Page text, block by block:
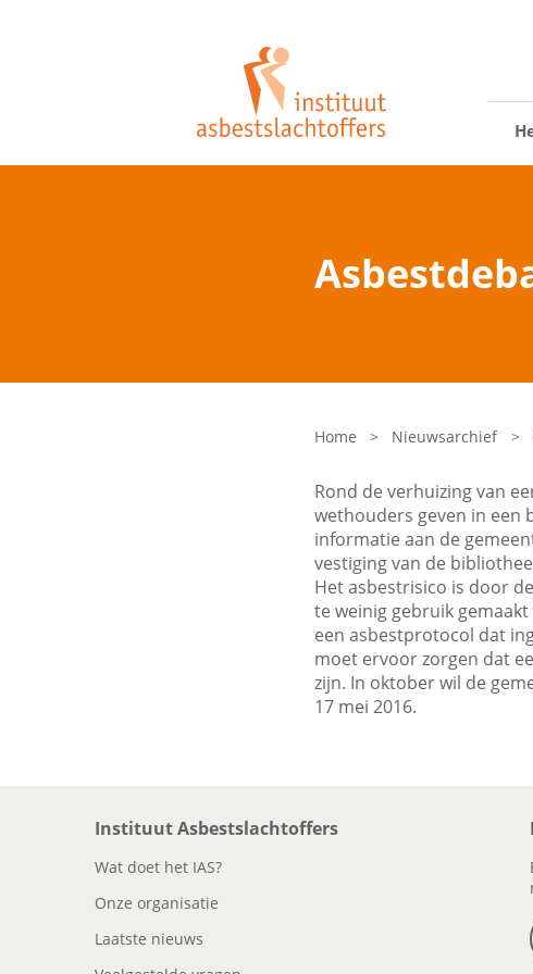
Home > Nieuwsarchief >
Rond de verhuizing van
wethouders geven in een
informatie aan de
vestiging van de
Het asbestrisico is door
te weinig gebruik
een asbestprotocol dat
moet ervoor zorgen dat
zijn. In oktober wil de
17 mei 2016.
Instituut Asbestslachtoffers
Wat doet het IAS?
Onze organisatie
Laatste nieuws